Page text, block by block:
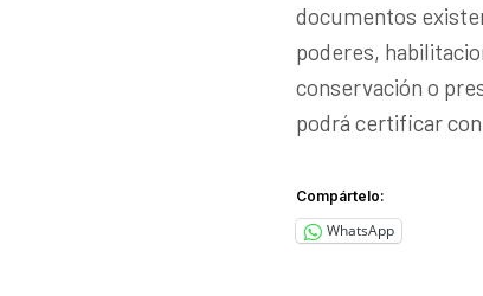
documentos
poderes,
conservación o
podrá certificar
Compártelo:
WhatsApp